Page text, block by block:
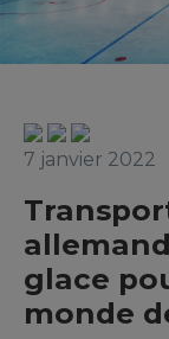
7 janvier 2022
glace
monde